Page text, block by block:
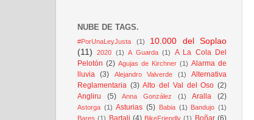
NUBE DE TAGS.
#PorUnaLeyJusta (1)
10.000 del Soplao
(11)
2020 (1) A Guarda (1)
A La Cola Del
Pelotón (2) Agujas de Kirchner (1) Alarma de
lluvia
(3) Alejandro Valverde (1)
Alternativa
Reglamentaria (3) Alto del Val del Oso (2)
Angliru
(5) Anna González (1) Aralla (2)
Astorga (1) Asturias (5) Babia (1) Bandujo (1)
Bares (1) Bartali (4) BikeFriendly (1) Boñar (6)